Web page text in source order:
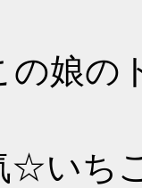
娘の
いち